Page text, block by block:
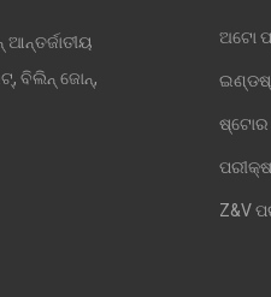
ବିଲିନ୍ ଜୋନ୍,
ଅଟୋ
ଷ୍ଟୋର
Z&V